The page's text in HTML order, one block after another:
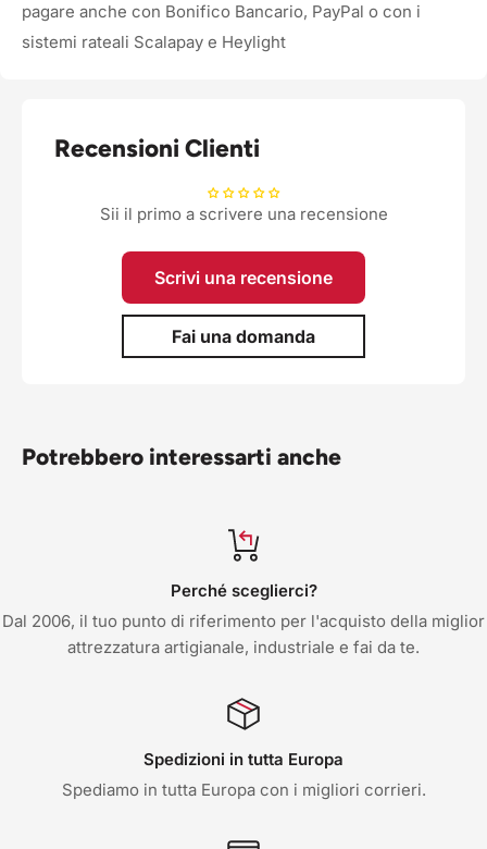
pagare anche con Bonifico Bancario, PayPal o con i
sistemi rateali Scalapay e Heylight
Recensioni Clienti
Sii il primo a scrivere una recensione
Scrivi una recensione
Fai una domanda
Potrebbero interessarti anche
Perché sceglierci?
Dal 2006, il tuo punto di riferimento per l'acquisto della miglior
attrezzatura artigianale, industriale e fai da te.
Spedizioni in tutta Europa
Spediamo in tutta Europa con i migliori corrieri.